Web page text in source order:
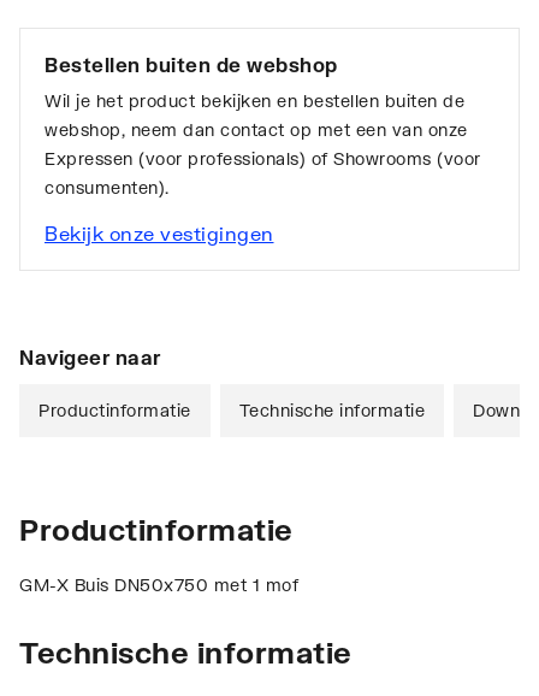
Bestellen buiten de webshop
Wil je het product bekijken en bestellen buiten de
webshop, neem dan contact op met een van onze
Expressen (voor professionals) of Showrooms (voor
consumenten).
Bekijk onze vestigingen
Navigeer naar
Productinformatie Technische informatie
Productinformatie
GM-X Buis DN50x750 met 1 mof
Technische informatie